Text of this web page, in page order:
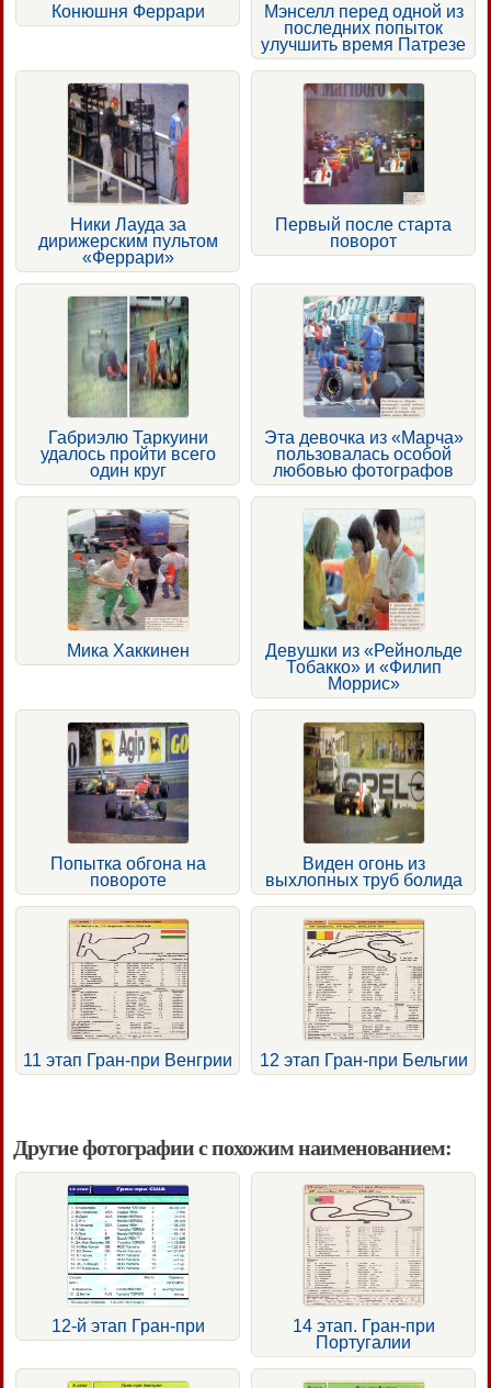
Конюшня Феррари
Мэнселл перед одной из
последних попыток
улучшить время Патрезе
Ники Лауда за
дирижерским пультом
«Феррари»
Первый после старта
поворот
Габриэлю Таркуини
удалось пройти всего
один круг
Эта девочка из «Марча»
пользовалась особой
любовью фотографов
Мика Хаккинен
Девушки из «Рейнольде
Тобакко» и «Филип
Моррис»
Попытка обгона на
повороте
Виден огонь из
выхлопных труб болида
11 этап Гран-при Венгрии 12 этап Гран-при Бельгии
Другие фотографии с похожим наименованием:
12-й этап Гран-при
14 этап. Гран-при
Португалии